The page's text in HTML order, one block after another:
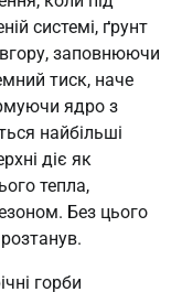
системі, ґрунт
заповнюючи
тиск, наче
ядро з
найбільші
діє як
тепла,
Без цього
горби